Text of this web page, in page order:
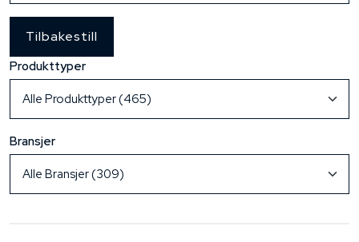
Tilbakestill
Produkttyper
Bransjer